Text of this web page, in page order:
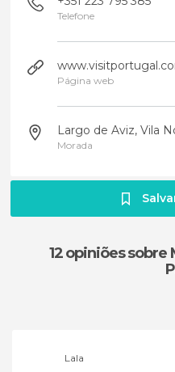
Telefone
Página web
Largo de Aviz, Vila
Morada
12 opiniõessobre
Lala